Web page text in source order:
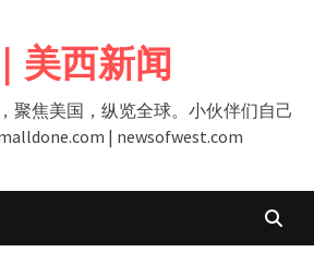
美西新闻
聚焦美国，纵览全球。小伙伴们自己
| newsofwest.com